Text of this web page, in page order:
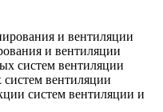
и вентиляции
вентиляции